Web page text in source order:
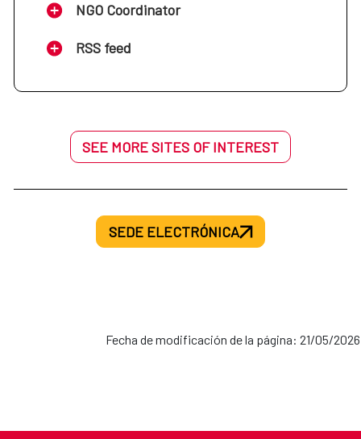
NGO Coordinator
RSS feed
SEE MORE SITES OF INTEREST
SEDE ELECTRÓNICA
Fecha de modificación de la página: 21/05/2026